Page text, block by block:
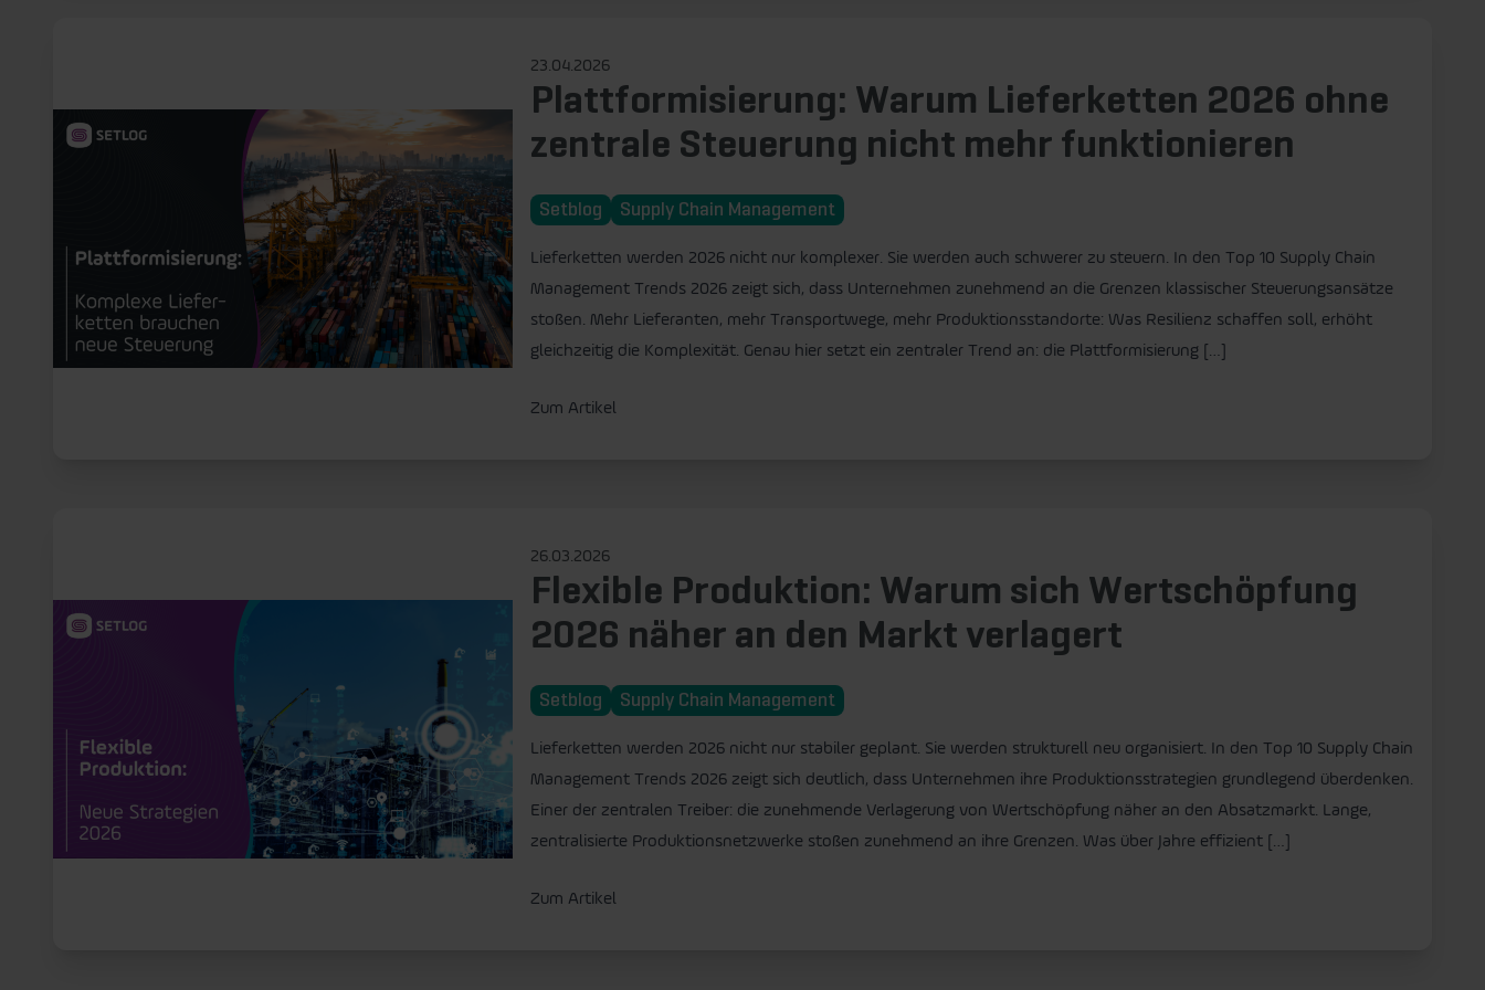
23.04.2026
Plattformisierung: Warum Lieferketten 2026 ohne
zentrale Steuerung nicht mehr funktionieren
Setblog Supply Chain Management
Lieferketten werden 2026 nicht nur komplexer. Sie werden auch schwerer zu steuern. In den Top 10 Supply Chain
Management Trends 2026 zeigt sich, dass Unternehmen zunehmend an die Grenzen klassischer Steuerungsansätze
stoßen. Mehr Lieferanten, mehr Transportwege, mehr Produktionsstandorte: Was Resilienz schaffen soll, erhöht
gleichzeitig die Komplexität. Genau hier setzt ein zentraler Trend an: die Plattformisierung […]
Zum Artikel
26.03.2026
Flexible Produktion: Warum sich Wertschöpfung
2026 näher an den Markt verlagert
Setblog Supply Chain Management
Lieferketten werden 2026 nicht nur stabiler geplant. Sie werden strukturell neu organisiert. In den Top 10 Supply Chain
Management Trends 2026 zeigt sich deutlich, dass Unternehmen ihre Produktionsstrategien grundlegend überdenken.
Einer der zentralen Treiber: die zunehmende Verlagerung von Wertschöpfung näher an den Absatzmarkt. Lange,
zentralisierte Produktionsnetzwerke stoßen zunehmend an ihre Grenzen. Was über Jahre effizient […]
Zum Artikel